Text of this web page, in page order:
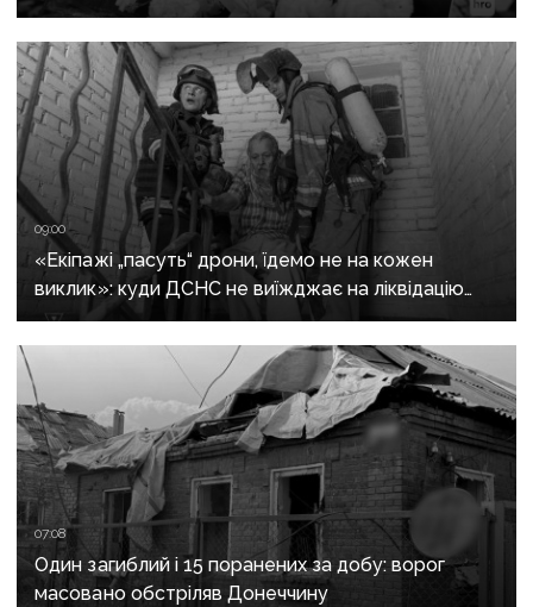
пошуковцем загону «Плацдарм»
09:00
«Екіпажі „пасуть“ дрони, їдемо не на кожен
виклик»: куди ДСНС не виїжджає на ліквідацію
надзвичайних ситуацій у Краматорську
та Слов’янську
07:08
Один загиблий і 15 поранених за добу: ворог
масовано обстріляв Донеччину